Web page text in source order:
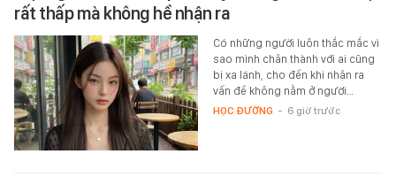
rất thấp mà không hề nhận ra
Có những người luôn thắc mắc vì
sao mình chân thành với ai cũng
bị xa lánh, cho đến khi nhận ra
vấn đề không nằm ở người…
HỌC ĐƯỜNG - 6 giờ trước